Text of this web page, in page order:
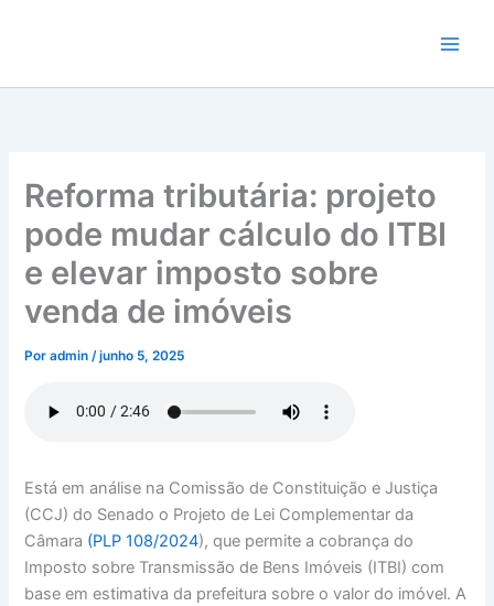
conteúdo
Reforma tributária: projeto
pode mudar cálculo do ITBI
e elevar imposto sobre
venda de imóveis
Poradmin/junho 5, 2025
Está em análise na Comissão de Constituição e Justiça
(CCJ) do Senado o Projeto de Lei Complementar da
Câmara (PLP 108/2024), que permite a cobrança do
Imposto sobre Transmissão de Bens Imóveis (ITBI) com
base em estimativa da prefeitura sobre o valor do imóvel. A